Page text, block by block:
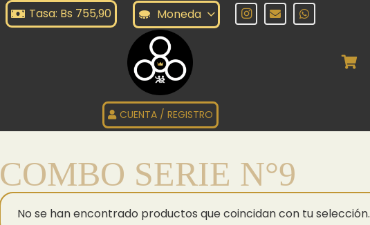
Tasa: Bs 755,90 Moneda
CUENTA / REGISTRO
COMBO SERIE N°9
No se han encontrado productos que coincidan con tu selección.